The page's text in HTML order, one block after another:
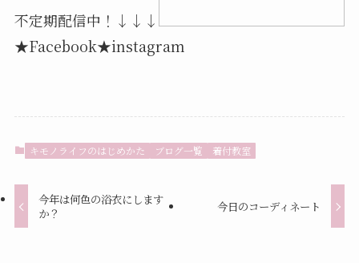
不定期配信中！↓↓↓
★Facebook★instagram
キモノライフのはじめかた ブログ一覧 着付教室
今年は何色の浴衣にします
か？
今日のコーディネート